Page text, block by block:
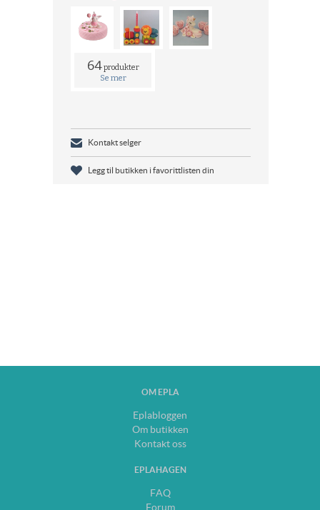
64produkter
Se mer
Kontakt selger
Legg til butikken i favorittlisten din
OM EPLA
Eplabloggen
Om butikken
Kontakt oss
EPLAHAGEN
FAQ
Forum